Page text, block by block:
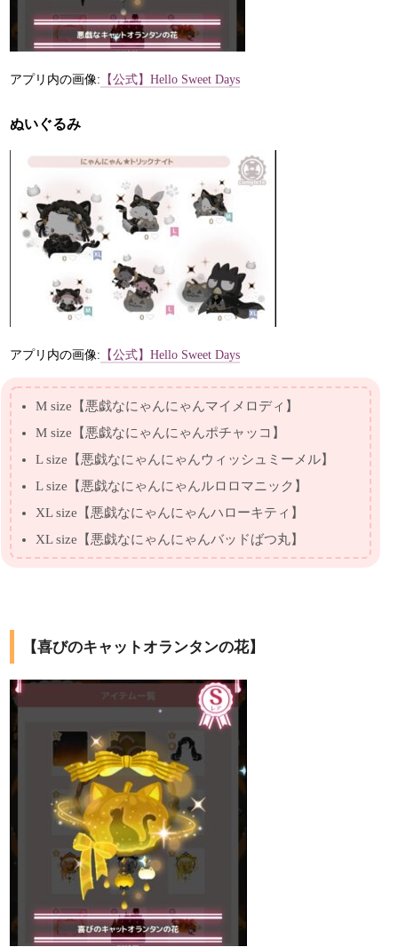
アプリ内の画像: 【公式】Hello Sweet Days
ぬいぐるみ
アプリ内の画像: 【公式】Hello Sweet Days
M size【悪戯なにゃんにゃんマイメロディ】
M size【悪戯なにゃんにゃんポチャッコ】
L size【悪戯なにゃんにゃんウィッシュミーメル】
L size【悪戯なにゃんにゃんルロロマニック】
XL size【悪戯なにゃんにゃんハローキティ】
XL size【悪戯なにゃんにゃんバッドばつ丸】
【喜びのキャットオランタンの花】